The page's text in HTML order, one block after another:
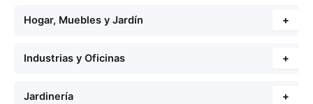
Hogar, Muebles y Jardín +
Industrias y Oficinas +
Jardinería +